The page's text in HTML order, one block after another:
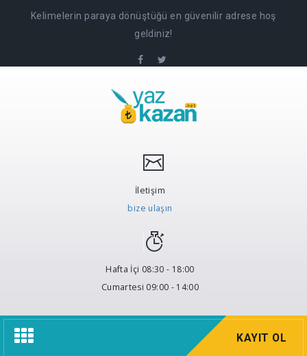
Kelimelerin paraya dönüştüğü en güvenilir adrese hoş
geldiniz!
İletişim
bize ulaşın
Hafta İçi 08:30 - 18:00
Cumartesi 09:00 - 14:00
Navigasyon
Menü
KAYIT OL